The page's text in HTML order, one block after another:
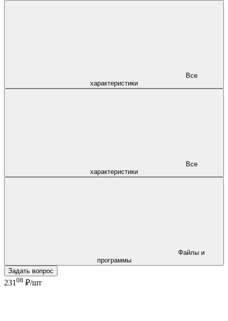
характеристики
характеристики
программы
Задать вопрос
231 08 ₽/шт